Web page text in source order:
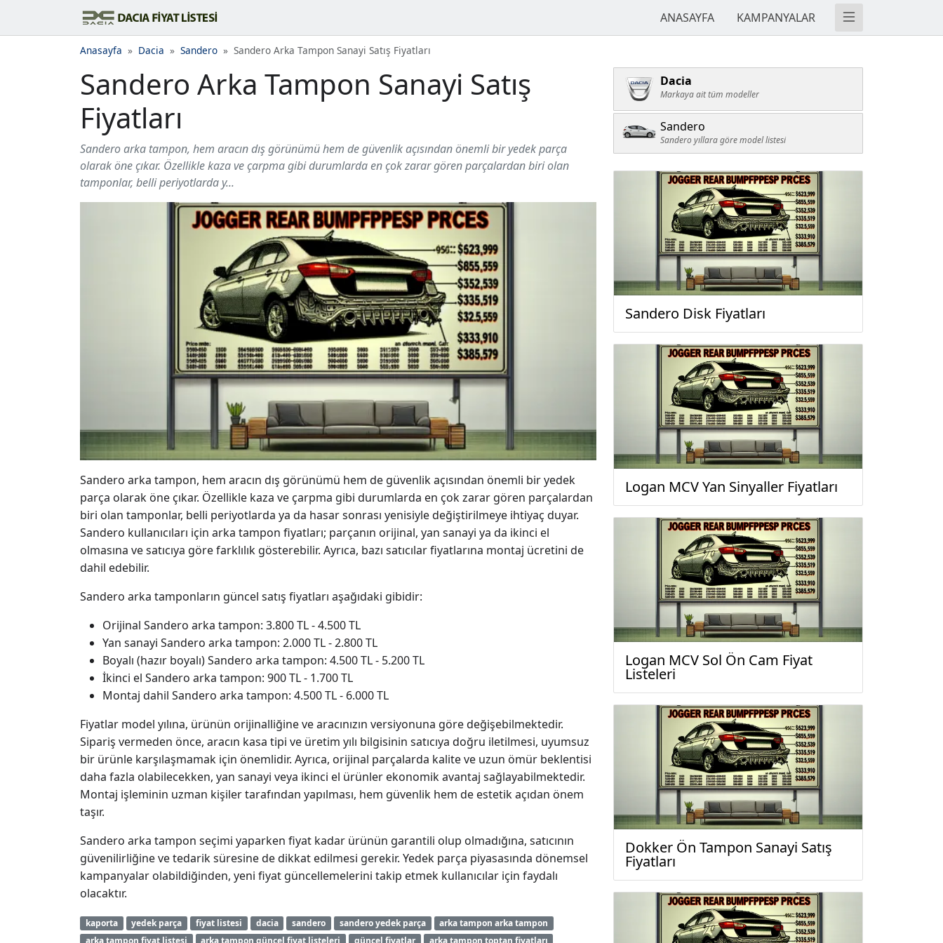
ANASAYFA KAMPANYALAR
Anasayfa Dacia Sandero Sandero Arka Tampon Sanayi Satış Fiyatları
Sandero Arka Tampon Sanayi Satış
Fiyatları
Sandero arka tampon, hem aracın dış görünümü hem de güvenlik açısından önemli bir yedek parça
olarak öne çıkar. Özellikle kaza ve çarpma gibi durumlarda en çok zarar gören parçalardan biri olan
tamponlar, belli periyotlarda y...
Sandero arka tampon, hem aracın dış görünümü hem de güvenlik açısından önemli bir yedek
parça olarak öne çıkar. Özellikle kaza ve çarpma gibi durumlarda en çok zarar gören parçalardan
biri olan tamponlar, belli periyotlarda ya da hasar sonrası yenisiyle değiştirilmeye ihtiyaç duyar.
Sandero kullanıcıları için arka tampon fiyatları; parçanın orijinal, yan sanayi ya da ikinci el
olmasına ve satıcıya göre farklılık gösterebilir. Ayrıca, bazı satıcılar fiyatlarına montaj ücretini de
dahil edebilir.
Sandero arka tamponların güncel satış fiyatları aşağıdaki gibidir:
Orijinal Sandero arka tampon: 3.800 TL - 4.500 TL
Yan sanayi Sandero arka tampon: 2.000 TL - 2.800 TL
Boyalı (hazır boyalı) Sandero arka tampon: 4.500 TL - 5.200 TL
İkinci el Sandero arka tampon: 900 TL - 1.700 TL
Montaj dahil Sandero arka tampon: 4.500 TL - 6.000 TL
Fiyatlar model yılına, ürünün orijinalliğine ve aracınızın versiyonuna göre değişebilmektedir.
Sipariş vermeden önce, aracın kasa tipi ve üretim yılı bilgisinin satıcıya doğru iletilmesi, uyumsuz
bir ürünle karşılaşmamak için önemlidir. Ayrıca, orijinal parçalarda kalite ve uzun ömür beklentisi
daha fazla olabilecekken, yan sanayi veya ikinci el ürünler ekonomik avantaj sağlayabilmektedir.
Montaj işleminin uzman kişiler tarafından yapılması, hem güvenlik hem de estetik açıdan önem
taşır.
Sandero arka tampon seçimi yaparken fiyat kadar ürünün garantili olup olmadığına, satıcının
güvenilirliğine ve tedarik süresine de dikkat edilmesi gerekir. Yedek parça piyasasında dönemsel
kampanyalar olabildiğinden, yeni fiyat güncellemelerini takip etmek kullanıcılar için faydalı
olacaktır.
kaporta yedek parça fiyat listesi dacia sandero sandero yedek parça
arka tampon arka tampon
arka tampon fiyat listesi
arka tampon güncel fiyat listeleri güncel fiyatlar arka tampon toptan fiyatları
Dacia
Markaya ait tüm modeller
Sandero
Sandero yıllara göre model listesi
Sandero Disk Fiyatları
Logan MCV Yan Sinyaller Fiyatları
Logan MCV Sol Ön Cam Fiyat
Listeleri
Dokker Ön Tampon Sanayi Satış
Fiyatları